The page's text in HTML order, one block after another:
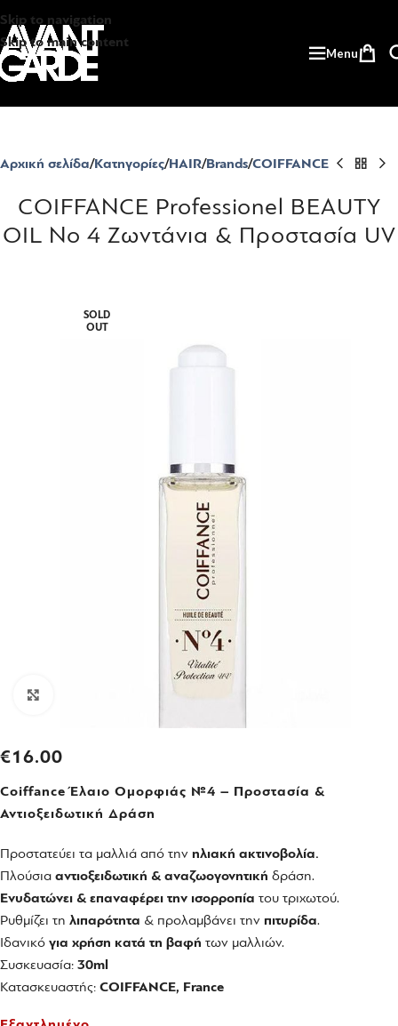
Skip to navigation
Skip to main content
Menu
Αρχική σελίδα Κατηγορίες HAIR Brands COIFFANCE
COIFFANCE Professionel BEAUTY
OIL No 4 Ζωντάνια & Προστασία UV
SOLD
OUT
€16.00
Coiffance Έλαιο Ομορφιάς №4 – Προστασία &
Αντιοξειδωτική Δράση
Προστατεύει τα μαλλιά από την ηλιακή ακτινοβολία.
Πλούσια αντιοξειδωτική & αναζωογονητική δράση.
Ενυδατώνει & επαναφέρει την ισορροπία του τριχωτού.
Ρυθμίζει τη λιπαρότητα & προλαμβάνει την πιτυρίδα.
Ιδανικό για χρήση κατά τη βαφή των μαλλιών.
Συσκευασία: 30ml
Κατασκευαστής: COIFFANCE, France